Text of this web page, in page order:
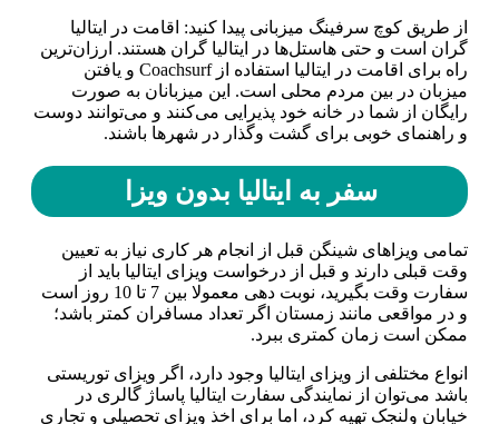
از طریق کوچ سرفینگ میزبانی پیدا کنید: اقامت در ایتالیا
گران است و حتی هاستل‌ها در ایتالیا گران هستند. ارزان‌ترین
راه برای اقامت در ایتالیا استفاده از Coachsurf و یافتن
میزبان در بین مردم محلی است. این میزبانان به صورت
رایگان از شما در خانه خود پذیرایی می‌کنند و می‌توانند دوست
و راهنمای خوبی برای گشت و‌گذار در شهر‌ها باشند.
سفر به ایتالیا بدون ویزا
تمامی ویزاهای شینگن قبل از انجام هر کاری نیاز به تعیین
وقت قبلی دارند و قبل از درخواست ویزای ایتالیا باید از
سفارت وقت بگیرید، نوبت دهی معمولا بین 7 تا 10 روز است
و در مواقعی مانند زمستان اگر تعداد مسافران کمتر باشد؛
ممکن است زمان کمتری ببرد.
انواع مختلفی از ویزای ایتالیا وجود دارد، اگر ویزای توریستی
باشد می‌توان از نمایندگی سفارت ایتالیا پاساژ گالری در
خیابان ولنجک تهیه کرد، اما برای اخذ ویزای تحصیلی و تجاری